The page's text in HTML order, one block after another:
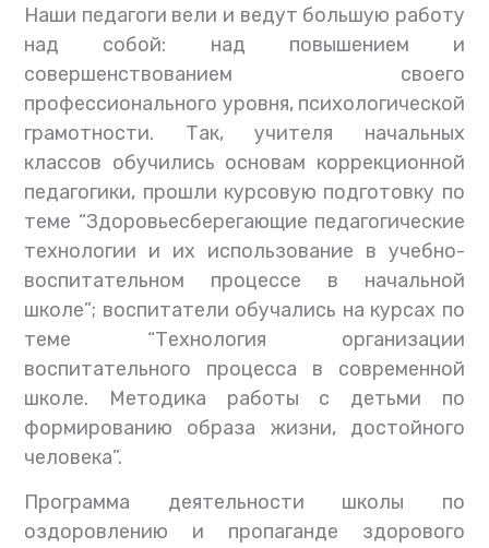
Наши педагоги вели и ведут большую работу
над собой: над повышением и
совершенствованием своего
профессионального уровня, психологической
грамотности. Так, учителя начальных
классов обучились основам коррекционной
педагогики, прошли курсовую подготовку по
теме “Здоровьесберегающие педагогические
технологии и их использование в учебно-
воспитательном процессе в начальной
школе”; воспитатели обучались на курсах по
теме “Технология организации
воспитательного процесса в современной
школе. Методика работы с детьми по
формированию образа жизни, достойного
человека”.
Программа деятельности школы по
оздоровлению и пропаганде здорового